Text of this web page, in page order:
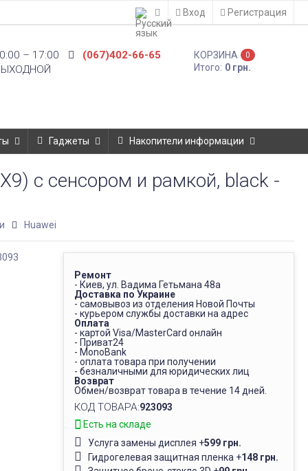
Вход Регистрация
– 17:00
(067)402-66-65 КОРЗИНА 0
Итого: 0 грн.
Гаджеты Накопители информации
с сенсором и рамкой, black -
Huawei
Ремонт
- Киев, ул. Вадима Гетьмана 48а
Доставка по Украине
- самовывоз из отделения Новой Почты
- курьером службы доставки на адрес
Оплата
- картой Visa/MasterCard онлайн
- Приват24
- MonoBank
- оплата товара при получении
- безналичными для юридических лиц
Возврат
Обмен/возврат товара в течение 14 дней.
КОД ТОВАРА:923093
Есть на складе
Услуга замены дисплея +599 грн.
Гидрогелевая защитная пленка +148 грн.